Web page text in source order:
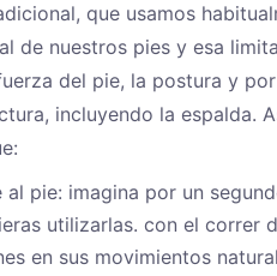
que usamos
de nuestros pies y esa
del pie, la postura y
incluyendo la espalda.
al pie: imagina por un
utilizarlas. con el correr
en sus movimientos